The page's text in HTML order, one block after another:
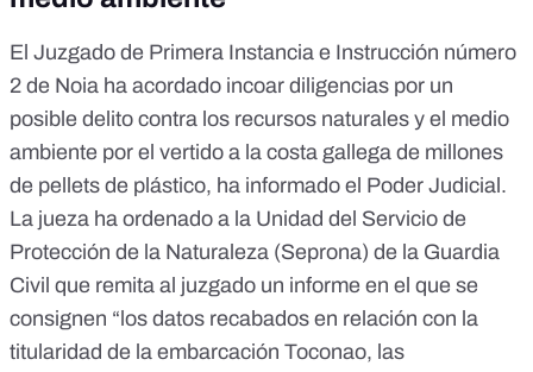
El Juzgado de Primera Instancia e Instrucción número
2 de Noia ha acordado incoar diligencias por un
posible delito contra los recursos naturales y el medio
ambiente por el vertido a la costa gallega de millones
de pellets de plástico, ha informado el Poder Judicial .
La jueza ha ordenado a la Unidad del Servicio de
Protección de la Naturaleza (Seprona) de la Guardia
Civil que remita al juzgado un informe en el que se
consignen “los datos recabados en relación con la
titularidad de la embarcación Toconao, las